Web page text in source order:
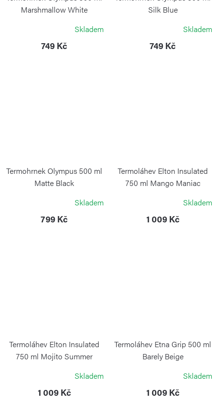
Marshmallow White
Skladem
749 Kč
Silk Blue
Skladem
749 Kč
Termohrnek Olympus 500 ml
Matte Black
Skladem
799 Kč
Termoláhev Elton Insulated
750 ml Mango Maniac
Skladem
1 009 Kč
Termoláhev Elton Insulated
750 ml Mojito Summer
Skladem
1 009 Kč
Termoláhev Etna Grip 500 ml
Barely Beige
Skladem
1 009 Kč